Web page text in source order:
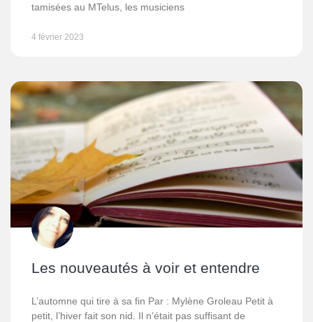
tamisées au MTelus, les musiciens
4 février 2023
Les nouveautés à voir et entendre
L’automne qui tire à sa fin Par : Mylène Groleau Petit à
petit, l’hiver fait son nid. Il n’était pas suffisant de